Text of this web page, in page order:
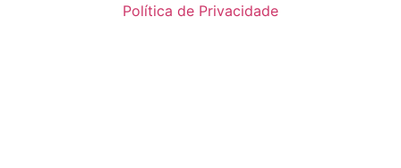
Política de Privacidade